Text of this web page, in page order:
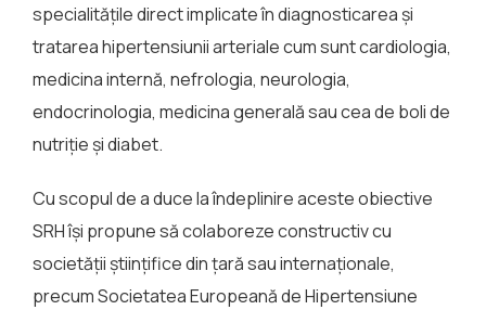
specialităţile direct implicate în diagnosticarea şi
tratarea hipertensiunii arteriale cum sunt cardiologia,
medicina internă, nefrologia, neurologia,
endocrinologia, medicina generală sau cea de boli de
nutriţie şi diabet.
Cu scopul de a duce la îndeplinire aceste obiective
SRH îşi propune să colaboreze constructiv cu
societăţii ştiinţifice din ţară sau internaţionale,
precum Societatea Europeană de Hipertensiune